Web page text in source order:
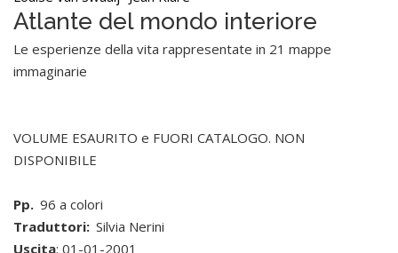
Atlante del mondo interiore
Le esperienze della vita rappresentate in 21 mappe
immaginarie
VOLUME ESAURITO e FUORI CATALOGO. NON
DISPONIBILE
Pp. 96 a colori
Traduttori: Silvia Nerini
Uscita: 01-01-2001